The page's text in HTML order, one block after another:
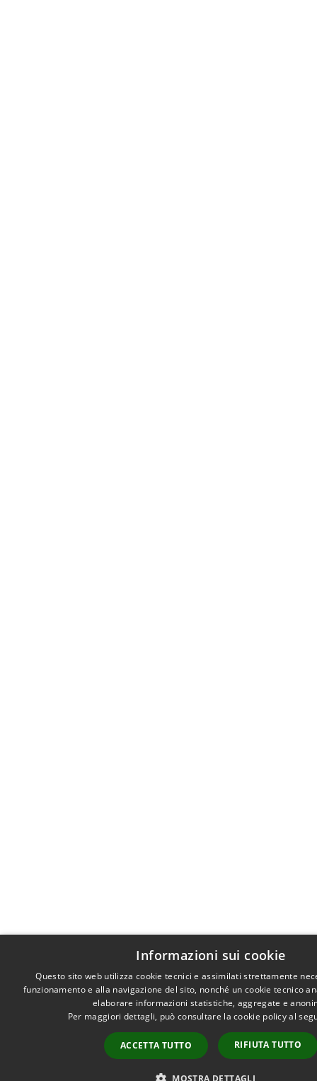
Informazioni sui cookie
Questo sito web utilizza cookie tecnici e assimilati strettamente
funzionamento e alla navigazione del sito, nonché un cookie tecnico
elaborare informazioni statistiche, aggregate e
Per maggiori dettagli, può consultare la cookie policy al
ACCETTA TUTTO RIFIUTA TUTTO
MOSTRA DETTAGLI